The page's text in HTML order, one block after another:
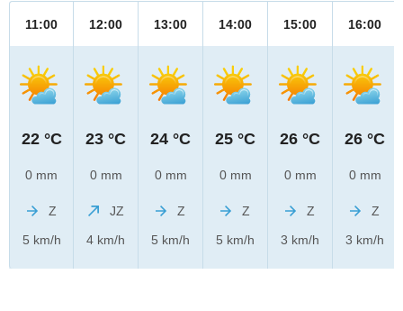
11:00
22 °C
0 mm
Z
5 km/h
12:00
23 °C
0 mm
JZ
4 km/h
13:00
24 °C
0 mm
Z
5 km/h
14:00
25 °C
0 mm
Z
5 km/h
15:00
26 °C
0 mm
Z
3 km/h
16:00
26 °C
0 mm
Z
3 km/h